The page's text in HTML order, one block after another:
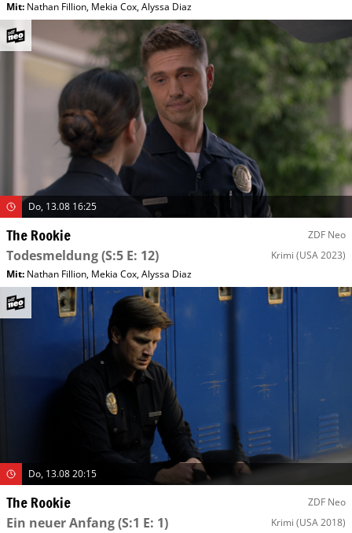
Mit: Nathan Fillion, Mekia Cox,Alyssa Diaz
Do, 13.08 16:25
The Rookie ZDF Neo
Todesmeldung(S:5 E: 12) Krimi (USA 2023)
Mit: Nathan Fillion, Mekia Cox,Alyssa Diaz
Do, 13.08 20:15
The Rookie ZDF Neo
Ein neuer Anfang(S:1 E: 1) Krimi (USA 2018)